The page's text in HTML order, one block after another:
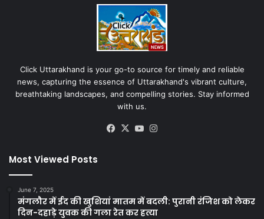
Click Uttarakhand is your go-to source for timely and reliable
news, capturing the essence of Uttarakhand's vibrant culture,
breathtaking landscapes, and compelling stories. Stay informed
with us.
Facebook
X YouTube
Most Viewed Posts
June 7, 2025
मंगलौर में ईद की खुशियां मातम में बदली: पुरानी रंजिश को लेकर
दिन-दहाड़े युवक की गला रेत कर हत्या